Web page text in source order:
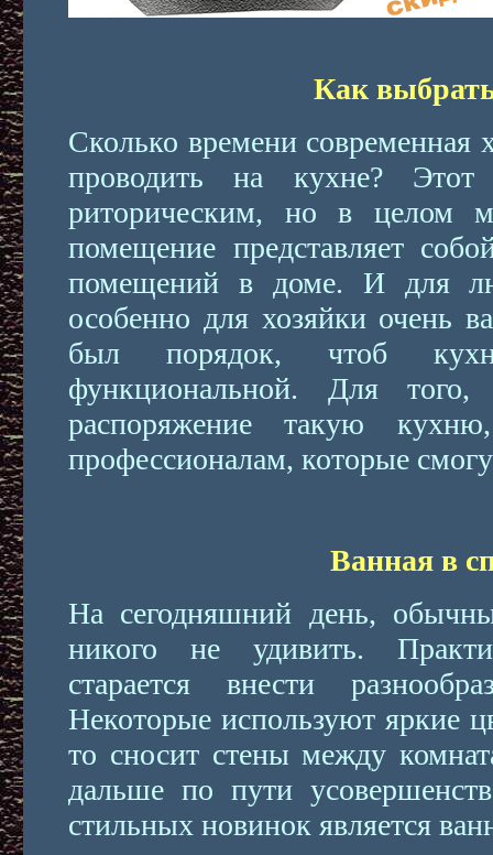
Как
Сколько времени современная
проводить на кухне?
риторическим, но в целом
помещение представляет
помещений в доме. И для
особенно для хозяйки очень
был порядок, чтоб
функциональной. Для
распоряжение такую
профессионалам, которые
Ванная в
На сегодняшний день,
никого не удивить.
старается внести
Некоторые используют яркие
то сносит стены между
дальше по пути
стильных новинок является